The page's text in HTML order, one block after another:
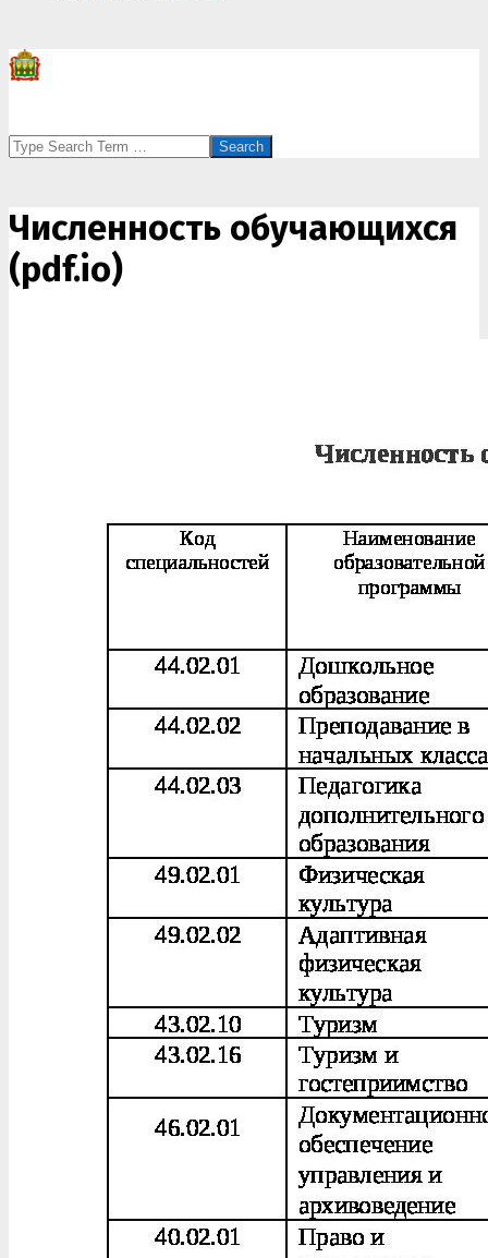
Search
Численность обучающихся
(pdf.io)